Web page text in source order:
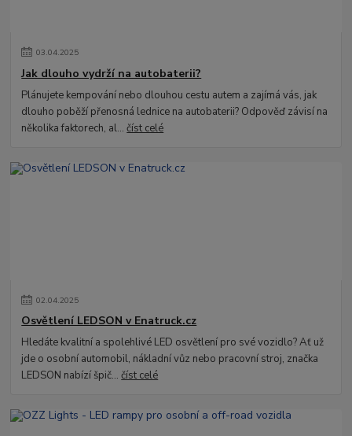
03.04.2025
Jak dlouho vydrží na autobaterii?
Plánujete kempování nebo dlouhou cestu autem a zajímá vás, jak
dlouho poběží přenosná lednice na autobaterii? Odpověď závisí na
několika faktorech, al...číst celé
02.04.2025
Osvětlení LEDSON v Enatruck.cz
Hledáte kvalitní a spolehlivé LED osvětlení pro své vozidlo? Ať už
jde o osobní automobil, nákladní vůz nebo pracovní stroj, značka
LEDSON nabízí špič...číst celé